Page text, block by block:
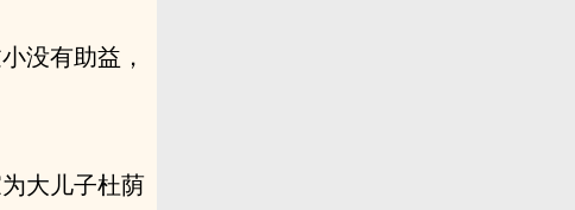
没有助益，
大儿子杜荫